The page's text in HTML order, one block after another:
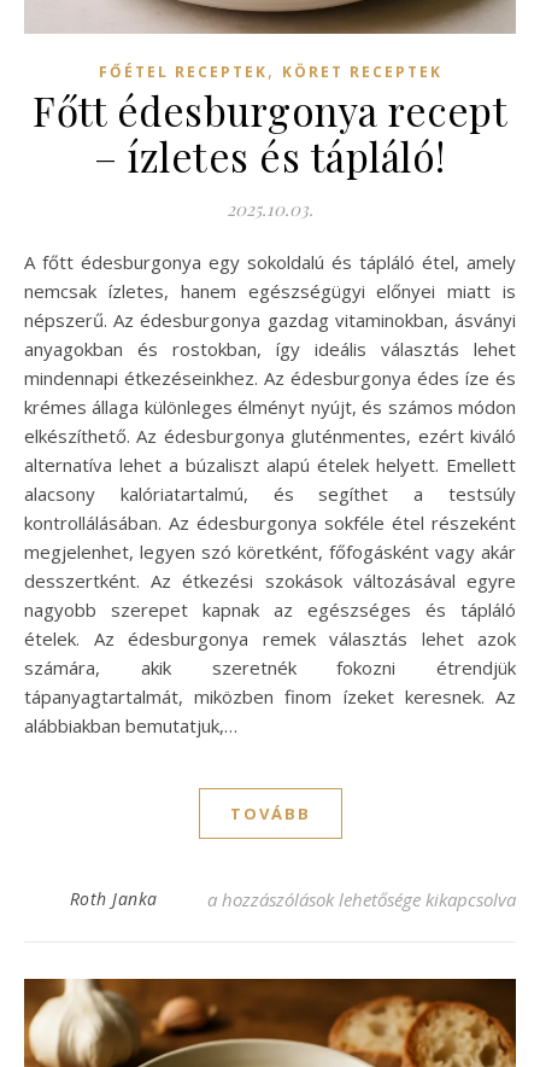
FŐÉTEL RECEPTEK, KÖRET RECEPTEK
Főtt édesburgonya recept
– ízletes és tápláló!
2025.10.03.
A főtt édesburgonya egy sokoldalú és tápláló étel, amely
nemcsak ízletes, hanem egészségügyi előnyei miatt is
népszerű. Az édesburgonya gazdag vitaminokban, ásványi
anyagokban és rostokban, így ideális választás lehet
mindennapi étkezéseinkhez. Az édesburgonya édes íze és
krémes állaga különleges élményt nyújt, és számos módon
elkészíthető. Az édesburgonya gluténmentes, ezért kiváló
alternatíva lehet a búzaliszt alapú ételek helyett. Emellett
alacsony kalóriatartalmú, és segíthet a testsúly
kontrollálásában. Az édesburgonya sokféle étel részeként
megjelenhet, legyen szó köretként, főfogásként vagy akár
desszertként. Az étkezési szokások változásával egyre
nagyobb szerepet kapnak az egészséges és tápláló
ételek. Az édesburgonya remek választás lehet azok
számára, akik szeretnék fokozni étrendjük
tápanyagtartalmát, miközben finom ízeket keresnek. Az
alábbiakban bemutatjuk,…
TOVÁBB
Roth Janka Főtt édesburgonya recept – ízletes és
a hozzászólások lehetősége kikapcsolva